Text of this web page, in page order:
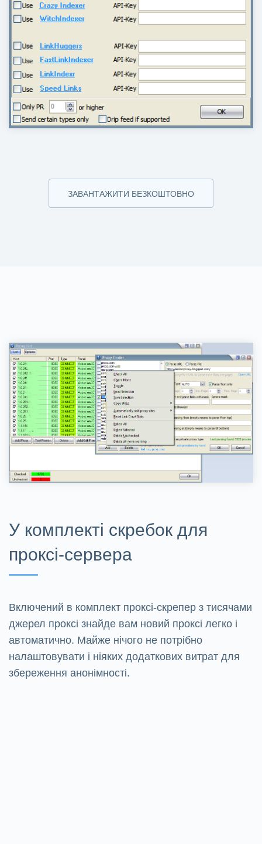
ЗАВАНТАЖИТИ БЕЗКОШТОВНО
У комплекті скребок для
проксі-сервера
Включений в комплект проксі-скрепер з тисячами
джерел проксі знайде вам новий проксі легко і
автоматично. Майже нічого не потрібно
налаштовувати і ніяких додаткових витрат для
збереження анонімності.